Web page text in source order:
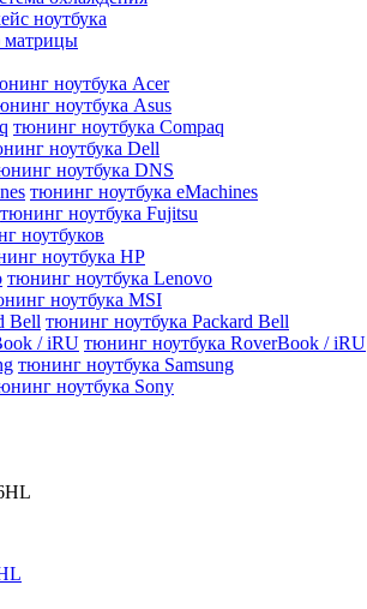
ноутбука
ноутбука Acer
ноутбука Asus
тюнинг ноутбука Compaq
ноутбука Dell
ноутбука DNS
тюнинг ноутбука eMachines
тюнинг ноутбука Fujitsu
ноутбуков
ноутбука HP
тюнинг ноутбука Lenovo
ноутбука MSI
тюнинг ноутбука Packard Bell
тюнинг ноутбука RoverBook / iRU
тюнинг ноутбука Samsung
ноутбука Sony